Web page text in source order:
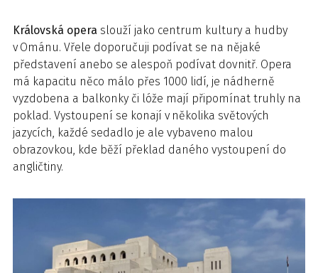
Královská opera slouží jako centrum kultury a hudby
v Ománu. Vřele doporučuji podívat se na nějaké
představení anebo se alespoň podívat dovnitř. Opera
má kapacitu něco málo přes 1000 lidí, je nádherně
vyzdobena a balkonky či lóže mají připomínat truhly na
poklad. Vystoupení se konají v několika světových
jazycích, každé sedadlo je ale vybaveno malou
obrazovkou, kde běží překlad daného vystoupení do
angličtiny.